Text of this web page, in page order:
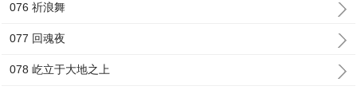
076 祈浪舞
077 回魂夜
078 屹立于大地之上